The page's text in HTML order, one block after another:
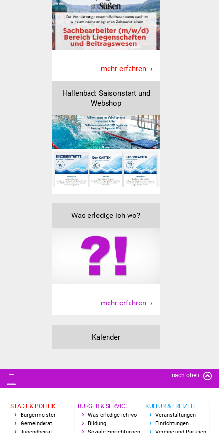
IKG Auen
Ausschreibungen
Öffentliche
Ausschreibung
Europaweite
Ausschreibung
Beschränkte
Ausschreibung
Freihändige Vergabe
Gewerbeverzeichnis
mehr erfahren
Hallenbad: Saisonstart und
Webshop
Was erledige ich wo?
mehr erfahren
Kalender
nach oben
STADT & POLITIK
Bürgermeister
Gemeinderat
Jugendbeirat
BÜRGER & SERVICE
Was erledige ich wo
Bildung
Soziale Einrichtungen
KULTUR & FREIZEIT
Veranstaltungen
Einrichtungen
Vereine und Parteien